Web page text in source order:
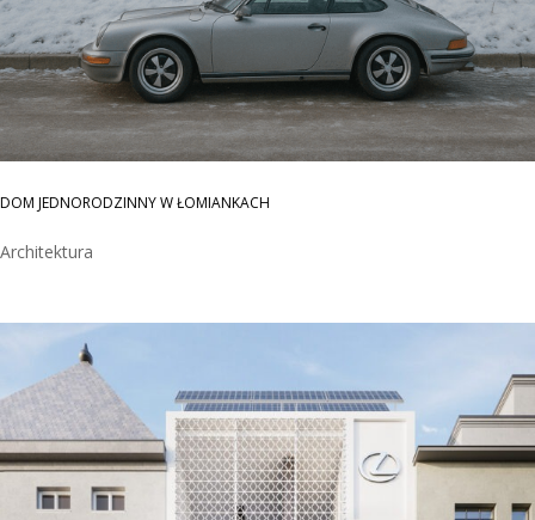
DOM JEDNORODZINNY W ŁOMIANKACH
Architektura